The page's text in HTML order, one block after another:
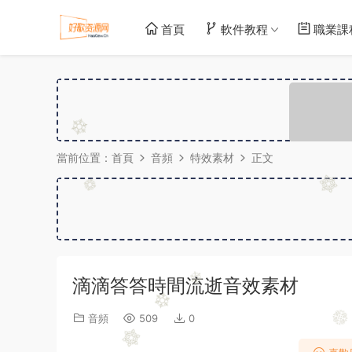
首頁 軟件教程 職業課
當前位置： 首頁 音頻 特效素材 正文
滴滴答答時間流逝音效素材
音頻 509 0